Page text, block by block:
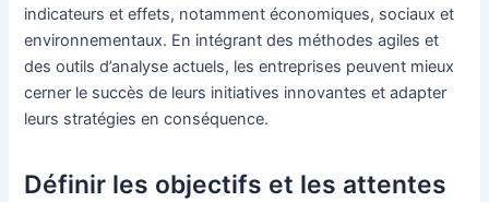
indicateurs et effets, notamment économiques, sociaux et
environnementaux. En intégrant des méthodes agiles et
des outils d’analyse actuels, les entreprises peuvent mieux
cerner le succès de leurs initiatives innovantes et adapter
leurs stratégies en conséquence.
Définir les objectifs et les attentes